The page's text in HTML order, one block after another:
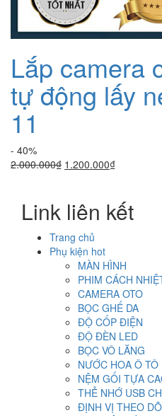
Lắp camera
tự động lấy
11
- 40%
2.000.000₫ Giá
2.000.000₫.
1.200.000₫Giá
là:
1.200.000₫.
Link liên kết
Trang chủ
Phụ kiện hot
MÀN HÌNH
PHIM CÁCH
CAMERA OTO
BỌC GHẾ DA
ĐỘ CỐP ĐIỆN
ĐỘ ĐÈN LED
BỌC VÔ LĂNG
NƯỚC HOA Ô TÔ
NỆM GỐI TỰA
THẺ NHỚ USB
ĐỊNH VỊ THEO